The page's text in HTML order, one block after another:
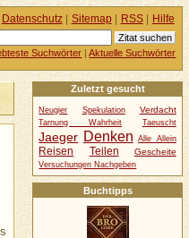
Zuletzt gesucht
Neugier Spekulation Verdacht
Tarnung Wahrheit Taeuscht
Jaeger Denken Alle Allein
Reisen Teilen Gescheite
Versuchungen Nachgeben
Buchtipps
Datenschutz| Sitemap| RSS| Hilfe
Suchwörter |Aktuelle Suchwörter